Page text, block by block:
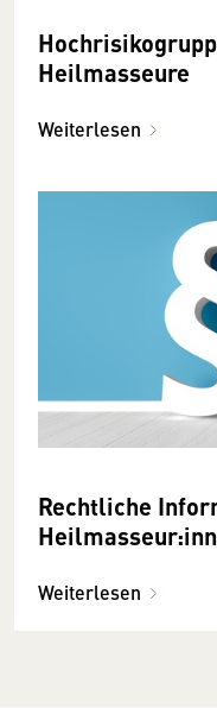
Heilmasseure
Weiterlesen
Rechtliche
Weiterlesen